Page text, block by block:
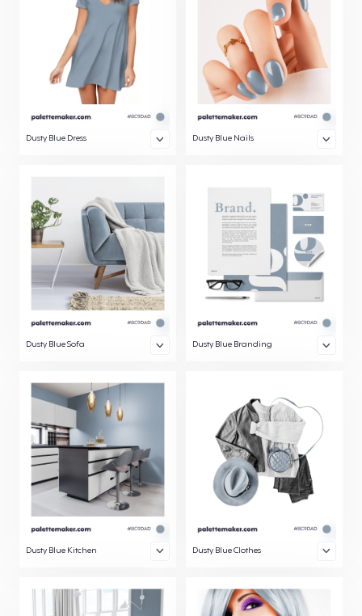
Dusty Blue Dress Dusty Blue Nails
Dusty Blue Sofa Dusty Blue Branding
Dusty Blue Kitchen Dusty Blue Clothes